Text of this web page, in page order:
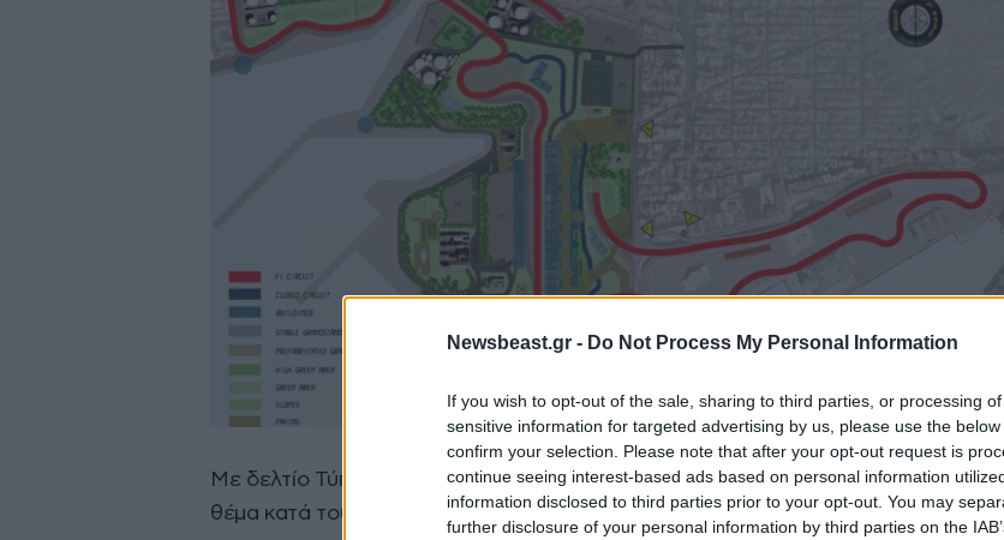
Newsbeast.gr - Do Not Process My Personal Information
If you wish to opt-out of the sale, sharing to third parties, or processing
sensitive information for targeted advertising by us, please use the
confirm your selection. Please note that after your opt-out request is
continue seeing interest-based ads based on personal information
information disclosed to third parties prior to your opt-out. You may
further disclosure of your personal information by third parties on the
Με δελτίο Τύπου, χθες, η ΔΙΕΛΠΙΣ- FORMULA1, ενημερώνει για τις εξελίξεις
θέμα κατά τους τελευταίους 6 μήνες.